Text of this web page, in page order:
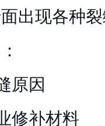
出现各种
原因
修补材料